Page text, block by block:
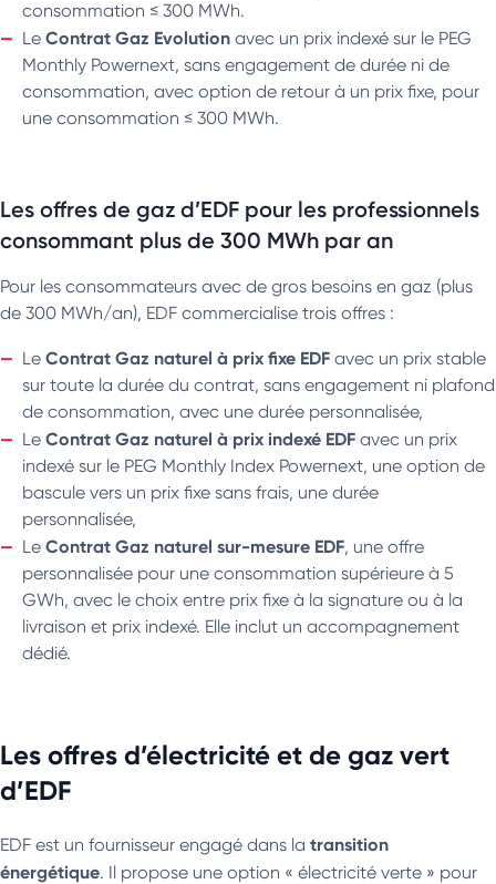
consommation ≤ 300 MWh.
Le Contrat Gaz Evolution avec un prix indexé sur le PEG
Monthly Powernext, sans engagement de durée ni de
consommation, avec option de retour à un prix fixe, pour
une consommation ≤ 300 MWh.
Les offres de gaz d’EDF pour les professionnels
consommant plus de 300 MWh par an
Pour les consommateurs avec de gros besoins en gaz (plus
de 300 MWh/an), EDF commercialise trois offres :
Le Contrat Gaz naturel à prix fixe EDF avec un prix stable
sur toute la durée du contrat, sans engagement ni plafond
de consommation, avec une durée personnalisée,
Le Contrat Gaz naturel à prix indexé EDF avec un prix
indexé sur le PEG Monthly Index Powernext, une option de
bascule vers un prix fixe sans frais, une durée
personnalisée,
Le Contrat Gaz naturel sur-mesure EDF, une offre
personnalisée pour une consommation supérieure à 5
GWh, avec le choix entre prix fixe à la signature ou à la
livraison et prix indexé. Elle inclut un accompagnement
dédié.
Les offres d’électricité et de gaz vert
d’EDF
EDF est un fournisseur engagé dans la transition
énergétique. Il propose une option « électricité verte » pour